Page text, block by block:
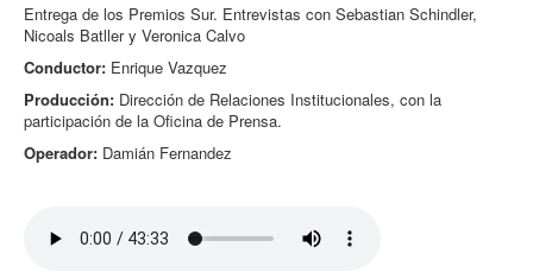
Entrega de los Premios Sur. Entrevistas con Sebastian Schindler,
Nicoals Batller y Veronica Calvo
Conductor: Enrique Vazquez
Producción: Dirección de Relaciones Institucionales, con la
participación de la Oficina de Prensa.
Operador: Damián Fernandez